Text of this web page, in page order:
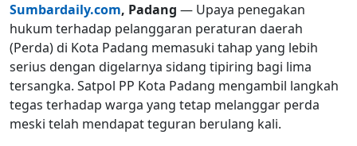
Sumbardaily.com, Padang — Upaya penegakan
hukum terhadap pelanggaran peraturan daerah
(Perda) di Kota Padang memasuki tahap yang lebih
serius dengan digelarnya sidang tipiring bagi lima
tersangka. Satpol PP Kota Padang mengambil langkah
tegas terhadap warga yang tetap melanggar perda
meski telah mendapat teguran berulang kali.